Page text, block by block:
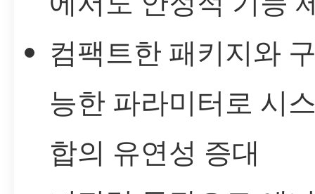
컴팩트한 패키지와
능한 파라미터로 시
합의 유연성 증대